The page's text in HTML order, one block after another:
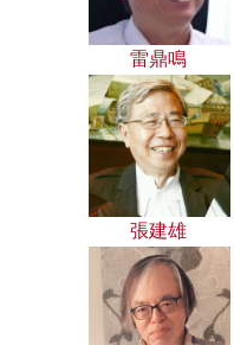
雷鼎鳴
張建雄